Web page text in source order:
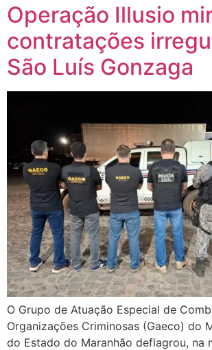
Operação Illusio
contratações
São Luís Gonzaga
O Grupo de Atuação Especial de
Organizações Criminosas (Gaeco) do
do Estado do Maranhão deflagrou, na